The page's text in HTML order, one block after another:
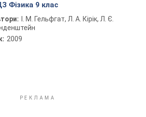
Фізика 9 клас
І. М. Гельфгат, Л. А. Кірік, Л. Є.
2009